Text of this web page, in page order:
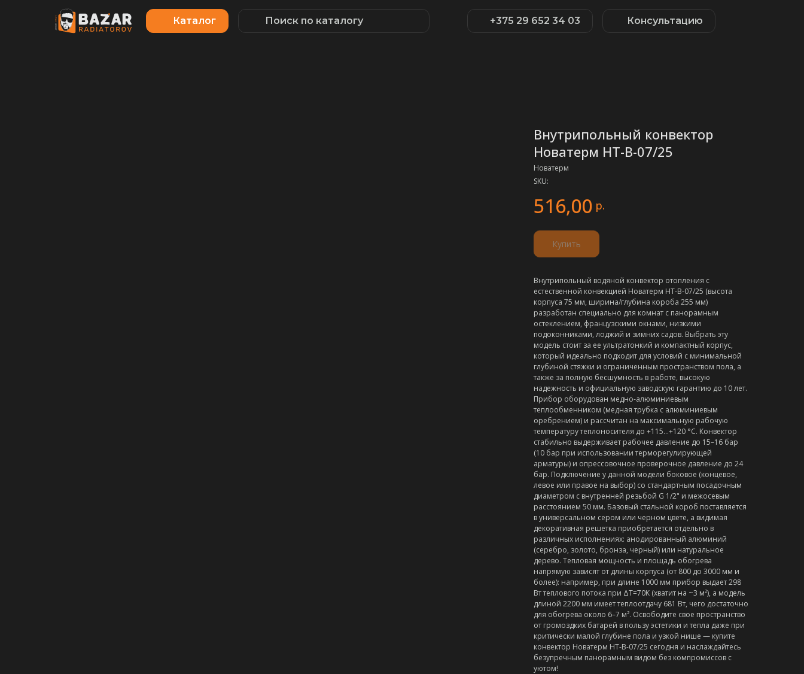
Консультацию
+375 29 652 34 03
Каталог Поиск по каталогу
Внутрипольный конвектор
Новатерм НТ-В-07/25
Новатерм
SKU:
516,00 р.
Купить
Внутрипольный водяной конвектор отопления с
естественной конвекцией Новатерм НТ-В-07/25 (высота
корпуса 75 мм, ширина/глубина короба 255 мм)
разработан специально для комнат с панорамным
остеклением, французскими окнами, низкими
подоконниками, лоджий и зимних садов. Выбрать эту
модель стоит за ее ультратонкий и компактный корпус,
который идеально подходит для условий с минимальной
глубиной стяжки и ограниченным пространством пола, а
также за полную бесшумность в работе, высокую
надежность и официальную заводскую гарантию до 10 лет.
Прибор оборудован медно-алюминиевым
теплообменником (медная трубка с алюминиевым
оребрением) и рассчитан на максимальную рабочую
температуру теплоносителя до +115…+120 °C. Конвектор
стабильно выдерживает рабочее давление до 15–16 бар
(10 бар при использовании терморегулирующей
арматуры) и опрессовочное проверочное давление до 24
бар. Подключение у данной модели боковое (концевое,
левое или правое на выбор) со стандартным посадочным
диаметром с внутренней резьбой G 1/2" и межосевым
расстоянием 50 мм. Базовый стальной короб поставляется
в универсальном сером или черном цвете, а видимая
декоративная решетка приобретается отдельно в
различных исполнениях: анодированный алюминий
(серебро, золото, бронза, черный) или натуральное
дерево. Тепловая мощность и площадь обогрева
напрямую зависят от длины корпуса (от 800 до 3000 мм и
более): например, при длине 1000 мм прибор выдает 298
Вт теплового потока при ΔT=70K (хватит на ~3 м²), а модель
длиной 2200 мм имеет теплоотдачу 681 Вт, чего достаточно
для обогрева около 6–7 м². Освободите свое пространство
от громоздких батарей в пользу эстетики и тепла даже при
критически малой глубине пола и узкой нише — купите
конвектор Новатерм НТ-В-07/25 сегодня и наслаждайтесь
безупречным панорамным видом без компромиссов с
уютом!